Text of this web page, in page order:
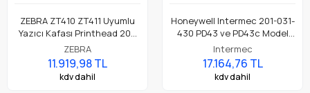
ZEBRA ZT410 ZT411 Uyumlu
Yazıcı Kafası Printhead 203
Dpi Parça No: P1058930-009
ZEBRA
11.919,98 TL
kdv dahil
Honeywell Intermec 201-031-
430 PD43 ve PD43c Model
Barkod Etiket Yazıcı 203 Dpi
Termal Baskı Kafası
Intermec
17.164,76 TL
kdv dahil